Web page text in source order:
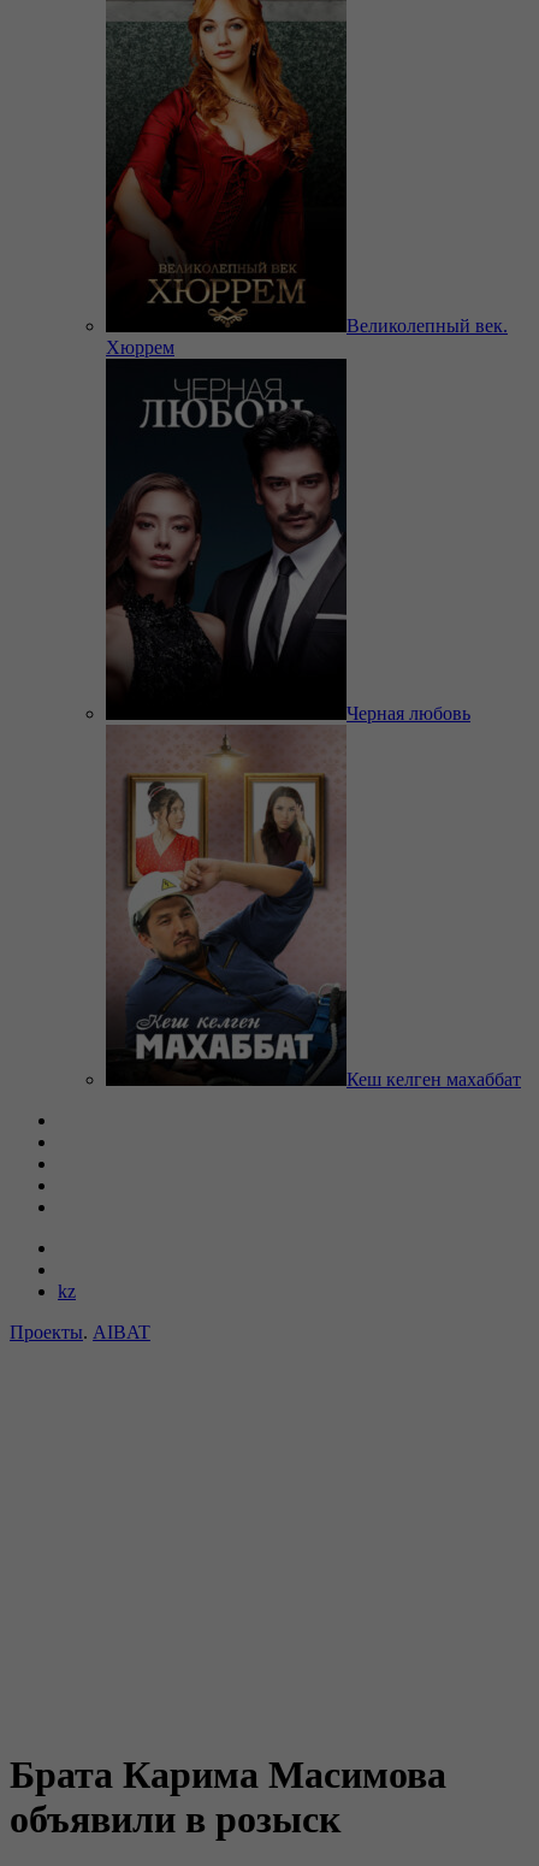
Великолепный век.
Хюррем
Черная любовь
Кеш келген махаббат
kz
Проекты. AIBAT
Брата Карима Масимова
объявили в розыск